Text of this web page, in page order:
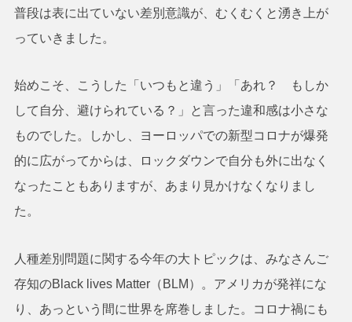
普段は表に出ていない差別意識が、むくむくと湧き上が
っていきました。
始めこそ、こうした「いつもと違う」「あれ？ もしか
して自分、避けられている？」と言った違和感は小さな
ものでした。しかし、ヨーロッパでの新型コロナが爆発
的に広がってからは、ロックダウンで自分も外に出なく
なったこともありますが、あまり見かけなくなりまし
た。
人種差別問題に関する今年の大トピックは、みなさんご
存知のBlack lives Matter（BLM）。アメリカが発祥にな
り、あっという間に世界を席巻しました。コロナ禍にも